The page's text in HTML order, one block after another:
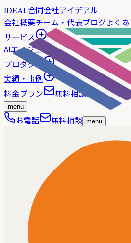
IDEAL合同会社アイデアル
会社概要チーム・代表ブログよく
サービス
AIエージェント
プロダクト
実績・事例
料金プラン
無料相談
menu
お電話 無料相談 menu